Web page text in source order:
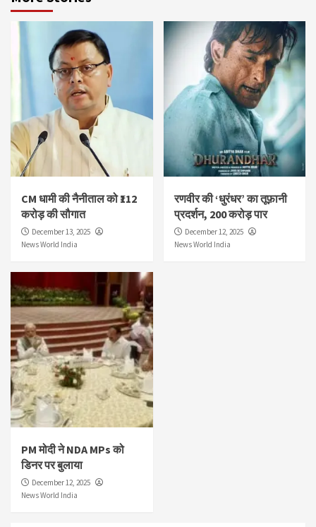
CM धामी की नैनीताल को ₹112
करोड़ की सौगात
December 13, 2025
News World India
रणवीर की ‘धुरंधर’ का तूफ़ानी
प्रदर्शन, 200 करोड़ पार
December 12, 2025
News World India
PM मोदी ने NDA MPs को
डिनर पर बुलाया
December 12, 2025
News World India